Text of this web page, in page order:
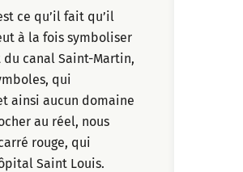
ce qu’il fait qu’il
à la fois symboliser
canal Saint-Martin,
qui
ainsi aucun domaine
au réel, nous
rouge, qui
Saint Louis.